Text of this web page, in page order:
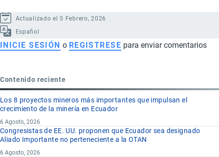
Actualizado el 5 Febrero, 2026
Español
INICIE SESIÓN o REGISTRESE para enviar comentarios
Contenido reciente
Los 8 proyectos mineros más importantes que impulsan el
crecimiento de la minería en Ecuador
6 Agosto, 2026
Congresistas de EE. UU. proponen que Ecuador sea designado
Aliado Importante no perteneciente a la OTAN
6 Agosto, 2026